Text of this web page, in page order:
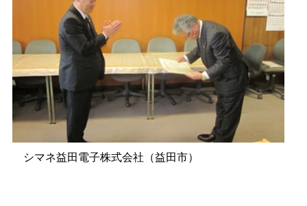
シマネ益田電子株式会社（益田市）